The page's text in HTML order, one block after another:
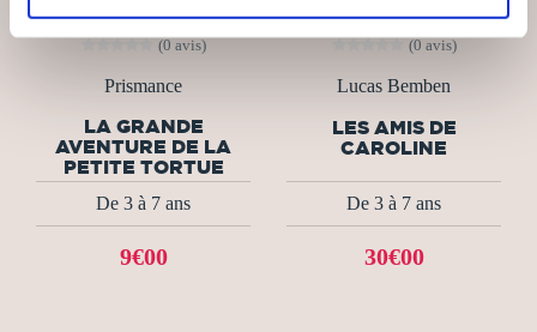
(0 avis)
Prismance
LA GRANDE
AVENTURE DE LA
PETITE TORTUE
De 3 à 7 ans
9€00
(0 avis)
Lucas Bemben
LES AMIS DE
CAROLINE
De 3 à 7 ans
30€00